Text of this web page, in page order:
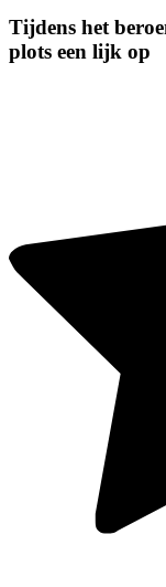
Tijdens het
plots een lijk op